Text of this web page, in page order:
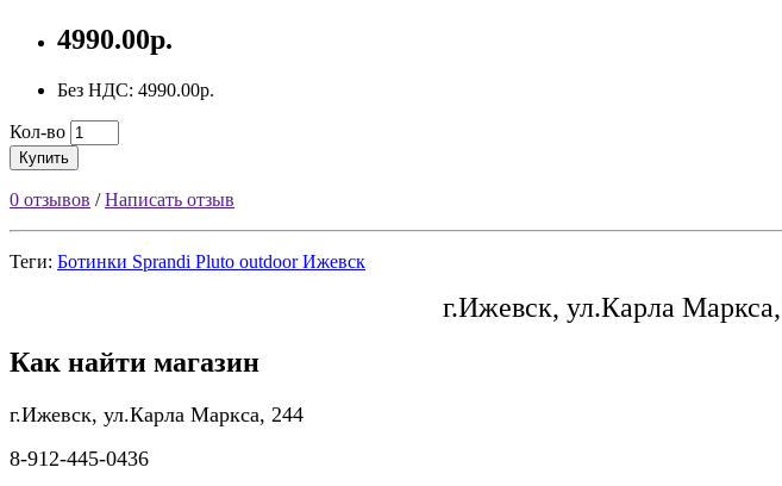
4990.00р.
Без НДС: 4990.00р.
Кол-во
Купить
0 отзывов /Написать отзыв
Теги: Ботинки Sprandi Pluto outdoor Ижевск
г.Ижевск, ул.Карла
Как найти магазин
г.Ижевск, ул.Карла Маркса, 244
8-912-445-0436